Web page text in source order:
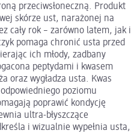
przeciwsłoneczną. Produkt
skórze ust, narażonej na
cały rok – zarówno latem, jak i
pomaga chronić usta przed
ich młody, zadbany
peptydami i kwasem
oraz wygładza usta. Kwas
poziomu
poprawić kondycję
ultra-błyszczące
i wizualnie wypełnia usta,